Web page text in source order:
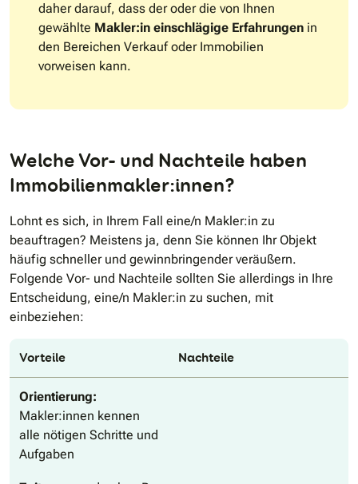
daher darauf, dass der oder die von Ihnen
gewählte Makler:in einschlägige Erfahrungen in
den Bereichen Verkauf oder Immobilien
vorweisen kann.
Welche Vor- und Nachteile haben
Immobilienmakler:innen?
Lohnt es sich, in Ihrem Fall eine/n Makler:in zu
beauftragen? Meistens ja, denn Sie können Ihr Objekt
häufig schneller und gewinnbringender veräußern.
Folgende Vor- und Nachteile sollten Sie allerdings in Ihre
Entscheidung, eine/n Makler:in zu suchen, mit
einbeziehen:
Vorteile Nachteile
Orientierung:
Makler:innen kennen
alle nötigen Schritte und
Aufgaben